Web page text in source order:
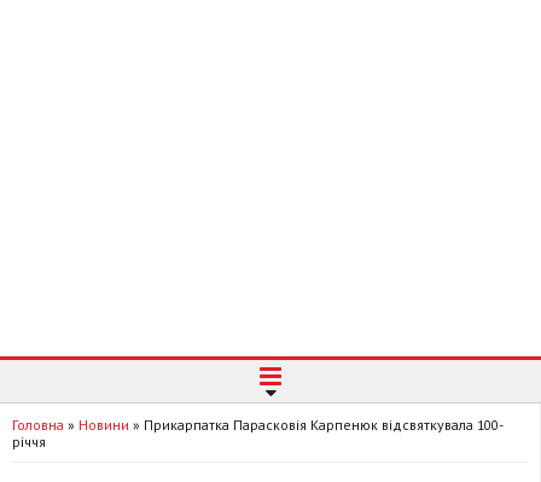
Головна » Новини » Прикарпатка Парасковія Карпенюк відсвяткувала 100-
річчя